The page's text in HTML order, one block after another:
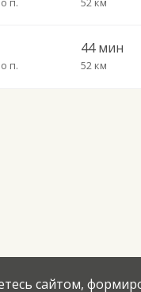
п.
44 мин
52 км
сайтом,